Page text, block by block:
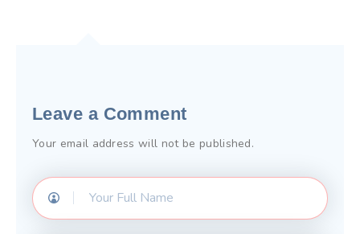
Leave a Comment
Your email address will not be published.